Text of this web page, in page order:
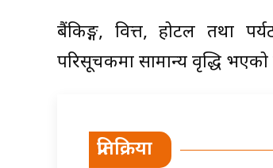
बैंकिङ्ग, वित्त, होटल तथा
परिसूचकमा सामान्य वृद्धि भएको
प्रतिक्रिया